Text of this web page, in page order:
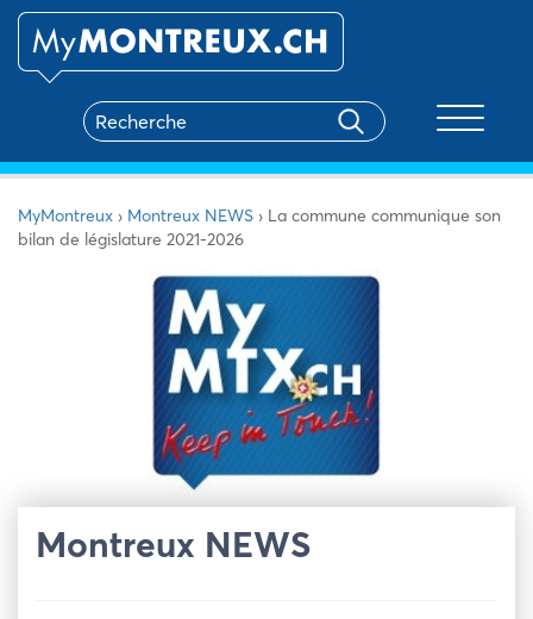
MyMontreux › Montreux NEWS › La commune communique son
bilan de législature 2021-2026
Montreux NEWS